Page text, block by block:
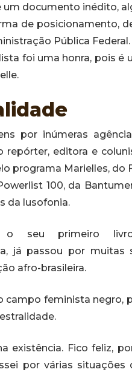
um documento inédito,
de posicionamento,
Pública
foi uma honra, pois é
por inúmeras
repórter, editora e
programa Marielles, do
100, da
da lusofonia.
seu primeiro
já passou por muitas
afro-brasileira.
campo feminista negro,
existência. Fico feliz,
por várias situações